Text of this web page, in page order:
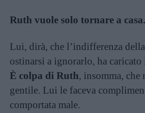
Ruth vuole solo tornare a casa.
Lui, dirà, che l’indifferenza
ostinarsi a ignorarlo, ha caricato
È colpa di Ruth, insomma, che
gentile. Lui le faceva
comportata male.